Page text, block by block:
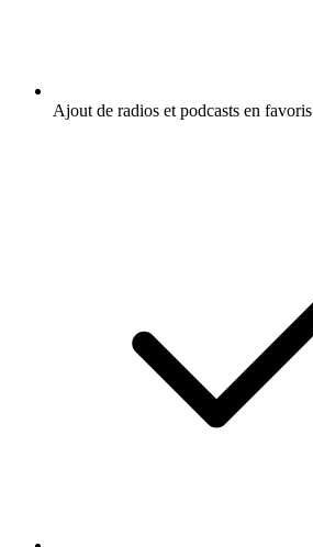
Ajout de radios et podcasts en favoris